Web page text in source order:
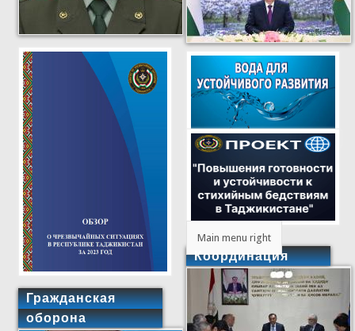
Гражданская
оборона
Main menu right
Координация